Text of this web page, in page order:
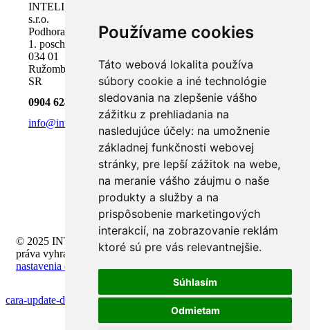
Používame cookies
Táto webová lokalita používa
súbory cookie a iné technológie
sledovania na zlepšenie vášho
zážitku z prehliadania na
nasledujúce účely: na umožnenie
základnej funkčnosti webovej
stránky, pre lepší zážitok na webe,
na meranie vášho záujmu o naše
produkty a služby a na
prispôsobenie marketingových
interakcií, na zobrazovanie reklám
ktoré sú pre vás relevantnejšie.
Súhlasím
Odmietam
INTELI.SK,
s.r.o.
Podhora 18,
1. poschodie
034 01
Ružomberok,
SR
0904 624 918
info@inteli.sk
© 2025 INTELI.SK, s.r.o., všetky
práva vyhradené -
upraviť
nastavenia cookies
cara-update-driver-gpu-dengan-aman